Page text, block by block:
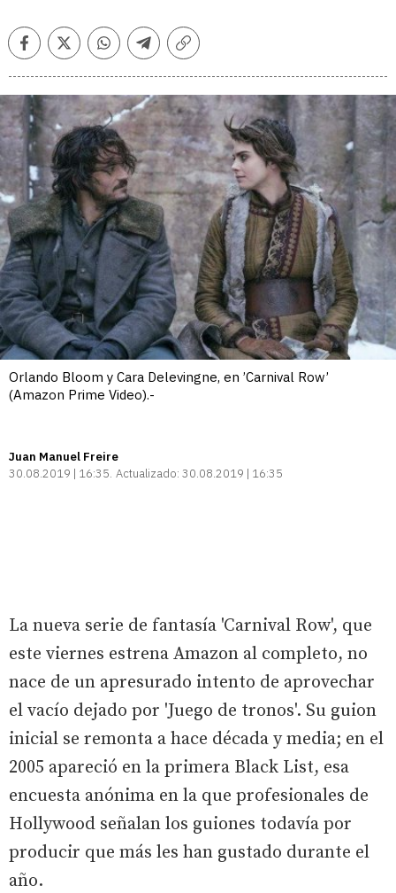
FacebookTwitterWhatsappTelegramCopiar
Orlando Bloom y Cara Delevingne, en ’Carnival Row’
(Amazon Prime Video).-
Juan Manuel Freire
30.08.2019 | 16:35 Actualizado: 30.08.2019 | 16:35
La nueva serie de fantasía 'Carnival Row', que
este viernes estrena Amazon al completo, no
nace de un apresurado intento de aprovechar
el vacío dejado por 'Juego de tronos'. Su guion
inicial se remonta a hace década y media; en el
2005 apareció en la primera Black List, esa
encuesta anónima en la que profesionales de
Hollywood señalan los guiones todavía por
producir que más les han gustado durante el
año.